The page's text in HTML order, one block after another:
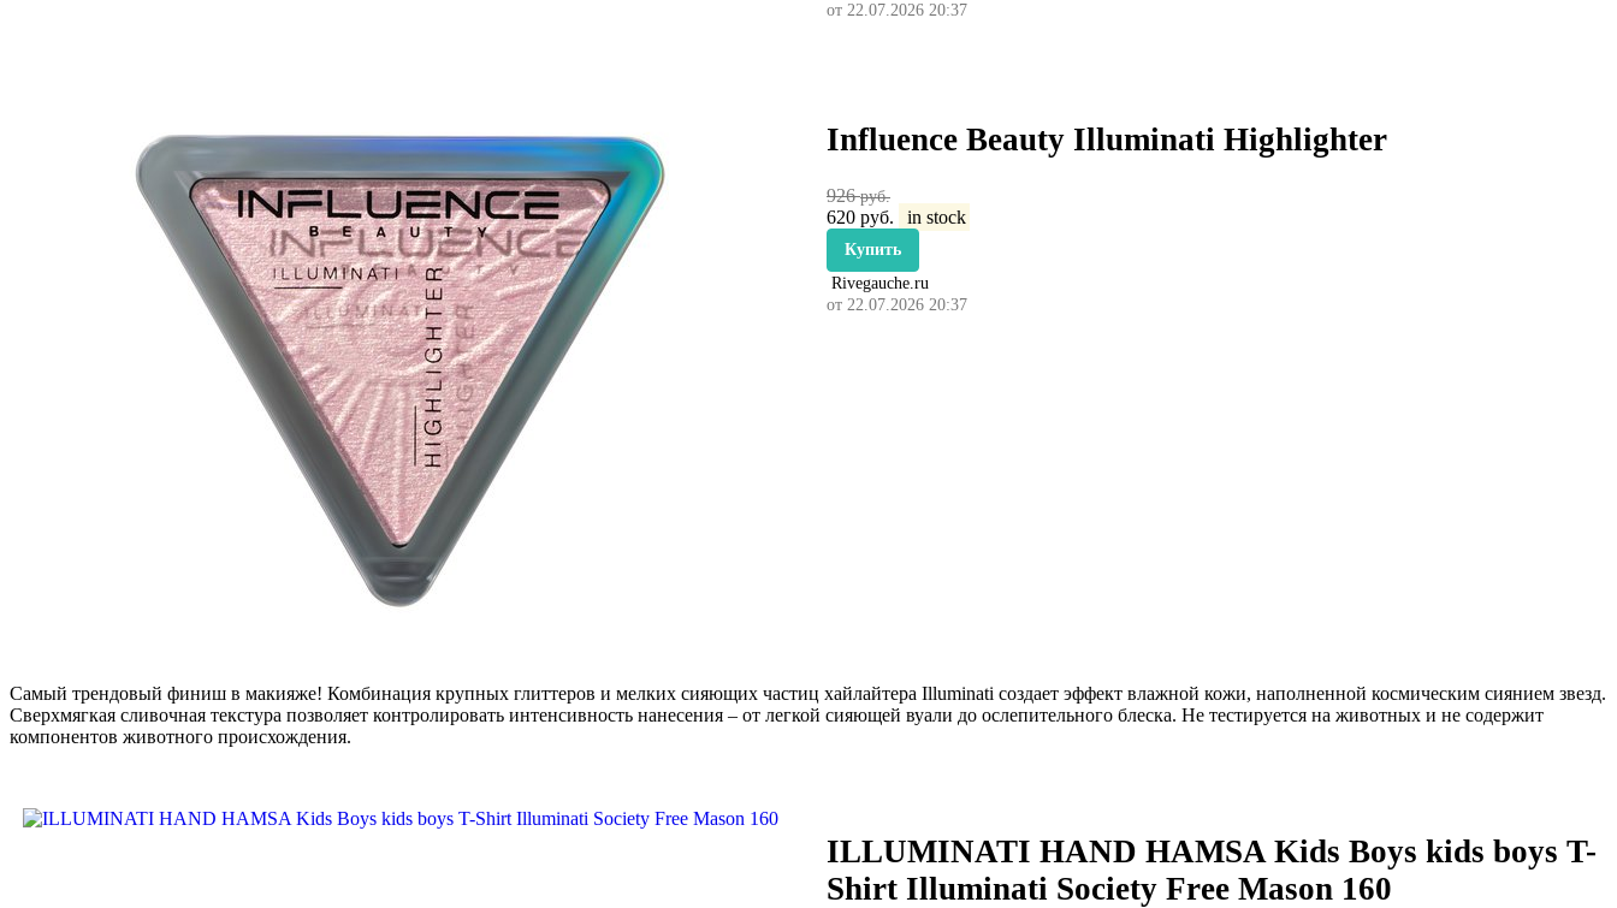
от 22.07.2026 20:37
Influence Beauty Illuminati Highlighter
926руб.
620 руб. in stock
Купить
Rivegauche.ru
от 22.07.2026 20:37
Самый трендовый финиш в макияже! Комбинация крупных глиттеров и мелких сияющих частиц хайлайтера Illuminati создает эффект влажной кожи, наполненной космическим сиянием звезд.
Сверхмягкая сливочная текстура позволяет контролировать интенсивность нанесения – от легкой сияющей вуали до ослепительного блеска. Не тестируется на животных и не содержит
компонентов животного происхождения.
ILLUMINATI HAND HAMSA Kids Boys kids boys T-
Shirt Illuminati Society Free Mason 160